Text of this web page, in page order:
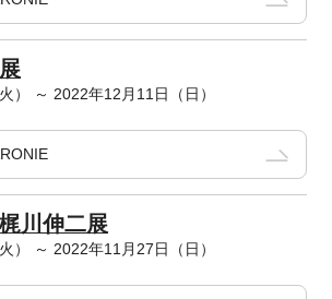
） ～ 2022年12月11日（日）
川伸二展
） ～ 2022年11月27日（日）